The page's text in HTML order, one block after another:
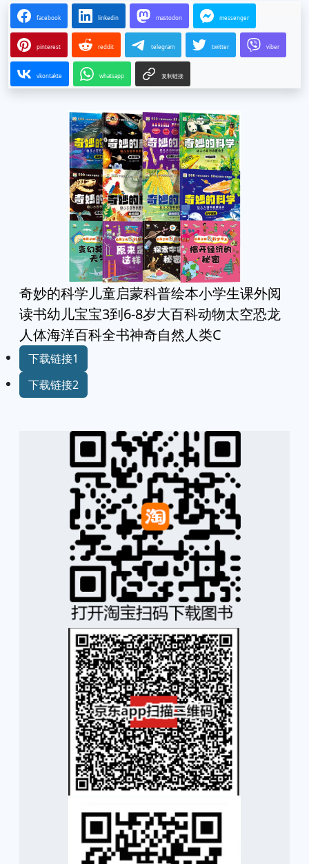
facebook linkedin mastodon messenger
pinterest reddit telegram twitter viber
vkontakte whatsapp 复制链接
奇妙的科学儿童启蒙科普绘本小学生课外阅
读书幼儿宝宝3到6-8岁大百科动物太空恐龙
人体海洋百科全书神奇自然人类C
下载链接1
下载链接2